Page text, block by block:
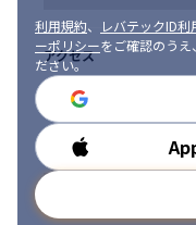
利用規約、 レバテックID利
ーポリシーをご確認のう
ださい。
アクセス
勤務時間